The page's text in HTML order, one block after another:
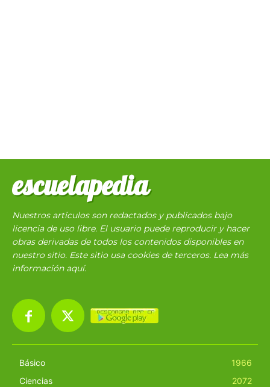
escuelapedia
Nuestros articulos son redactados y publicados bajo
licencia de uso libre. El usuario puede reproducir y hacer
obras derivadas de todos los contenidos disponibles en
nuestro sitio. Este sitio usa cookies de terceros. Lea más
información aquí.
Básico
1966
Ciencias
2072